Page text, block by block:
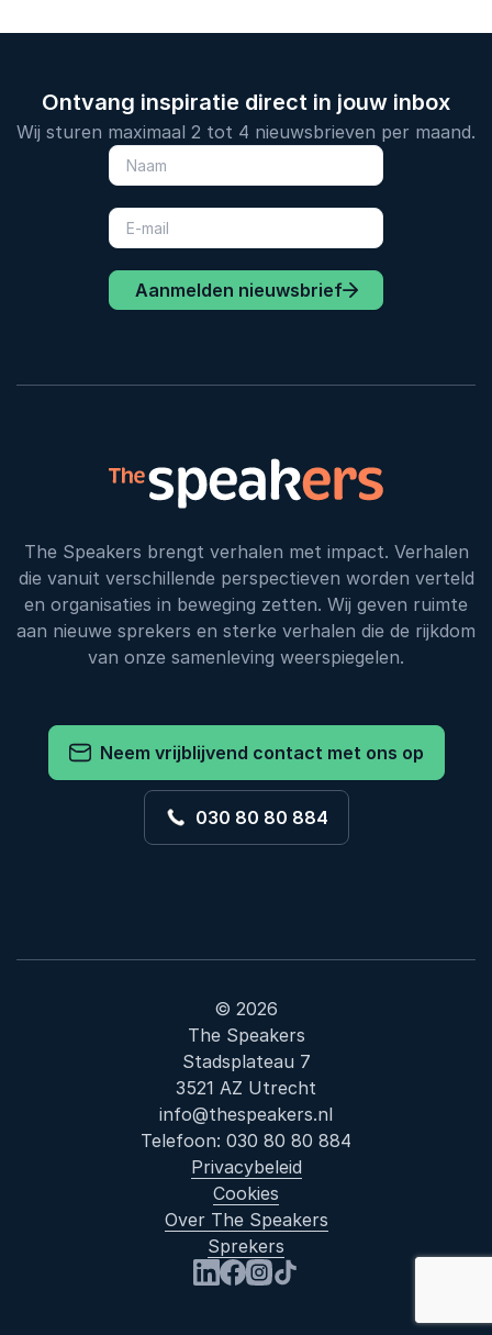
Ontvang inspiratie direct in jouw inbox
Wij sturen maximaal 2 tot 4 nieuwsbrieven per maand.
Aanmelden nieuwsbrief
The Speakers brengt verhalen met impact. Verhalen
die vanuit verschillende perspectieven worden verteld
en organisaties in beweging zetten. Wij geven ruimte
aan nieuwe sprekers en sterke verhalen die de rijkdom
van onze samenleving weerspiegelen.
Neem vrijblijvend contact met ons op
030 80 80 884
© 2026
The Speakers
Stadsplateau 7
3521 AZ Utrecht
info@thespeakers.nl
Telefoon: 030 80 80 884
Privacybeleid
Cookies
Over The Speakers
Sprekers